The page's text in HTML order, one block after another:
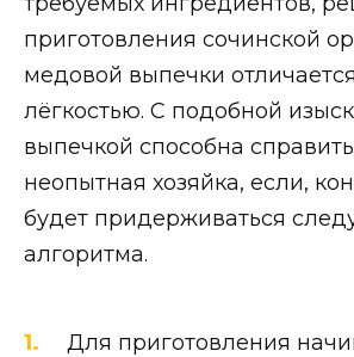
приготовления сочинской
медовой выпечки
лёгкостью. С подобной
выпечкой способна
неопытная хозяйка, если,
будет придерживаться
алгоритма.
Для приготовления